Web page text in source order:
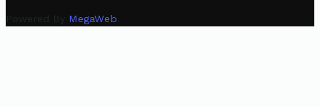
Powered By MegaWeb